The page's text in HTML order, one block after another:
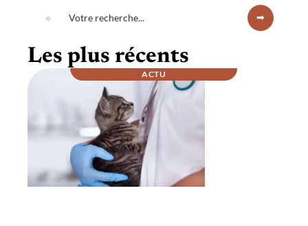
Les plus récents
ACTU